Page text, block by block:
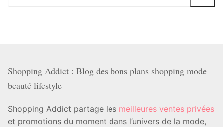
Shopping Addict : Blog des bons plans shopping mode
beauté lifestyle
Shopping Addict partage les meilleures ventes privées
et promotions du moment dans l’univers de la mode,